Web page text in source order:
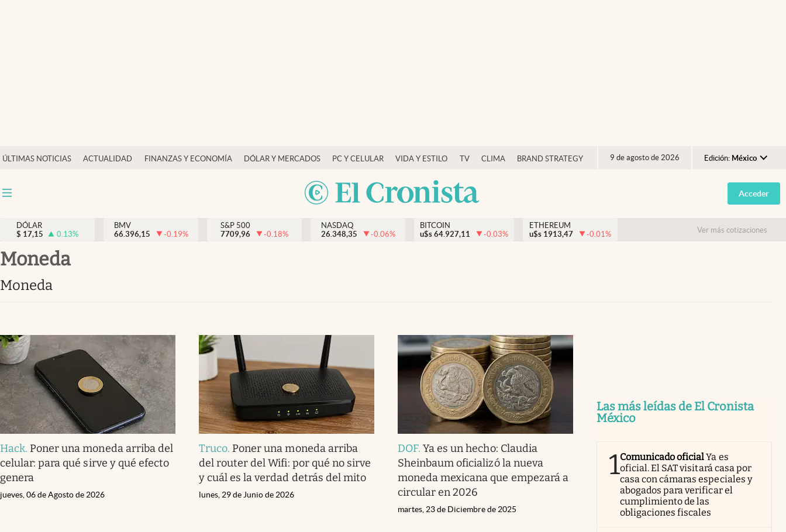
ÚLTIMAS NOTICIAS ACTUALIDAD FINANZAS Y ECONOMÍA DÓLAR Y MERCADOS PC Y CELULAR VIDA Y ESTILO TV CLIMA BRAND STRATEGY 9 de agosto de 2026 Edición: México
Argentina
España
USA
Opinión
Vida y estilo
Clima
Espiritualidad
abre en nueva pestaña
Acceder
DÓLAR
$ 17,15 0.13%
BMV
66.396,15
-0.19%
S&P 500
7709,96
-0.18%
NASDAQ
26.348,35
-0.06%
BITCOIN
u$s 64.927,11 -0.03%
ETHEREUM
u$s 1913,47 -0.01% Ver más cotizaciones
moneda
moneda
Hack. Poner una moneda arriba del
celular: para qué sirve y qué efecto
genera
jueves, 06 de Agosto de 2026
Truco. Poner una moneda arriba
del router del Wifi: por qué no sirve
y cuál es la verdad detrás del mito
lunes, 29 de Junio de 2026
DOF.Ya es un hecho: Claudia
Sheinbaum oficializó la nueva
moneda mexicana que empezará a
circular en 2026
martes, 23 de Diciembre de 2025
Las más leídas de El Cronista
México
1Comunicado oficialYa es
oficial. El SAT visitará casa por
casa con cámaras especiales y
abogados para verificar el
cumplimiento de las
obligaciones fiscales